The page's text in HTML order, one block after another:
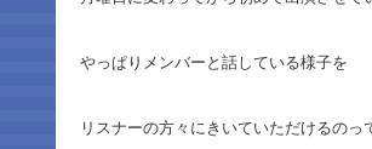
やっぱりメンバーと話している様子を
リスナーの方々にきいていただけるの